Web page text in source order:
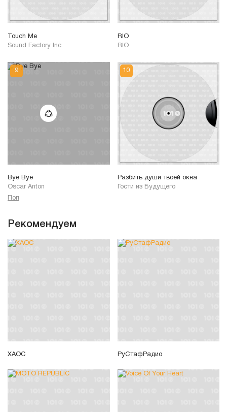
Touch Me
Sound Factory Inc.
RIO
RIO
Bye Bye
Oscar Anton
Поп
Разбить души твоей окна
Гости из Будущего
Рекомендуем
ХAOC РуСтафРадио